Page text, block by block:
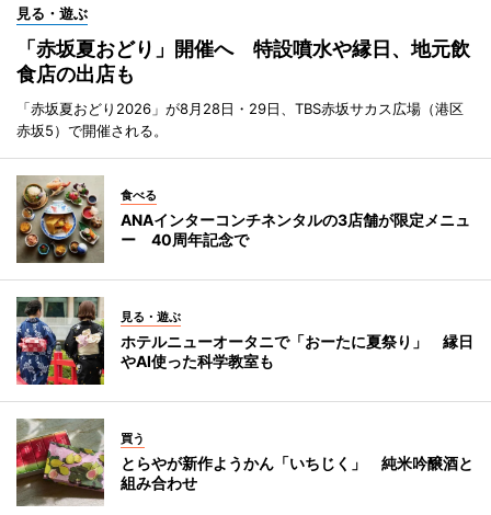
見る・遊ぶ
「赤坂夏おどり」開催へ 特設噴水や縁日、地元飲
食店の出店も
「赤坂夏おどり2026」が8月28日・29日、TBS赤坂サカス広場（港区
赤坂5）で開催される。
食べる
ANAインターコンチネンタルの3店舗が限定メニュ
ー 40周年記念で
見る・遊ぶ
ホテルニューオータニで「おーたに夏祭り」 縁日
やAI使った科学教室も
買う
とらやが新作ようかん「いちじく」 純米吟醸酒と
組み合わせ